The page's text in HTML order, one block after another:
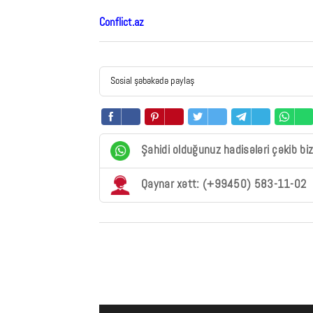
Conflict.az
Sosial şəbəkədə paylaş
Şahidi olduğunuz hadisələri çəkib
Qaynar xətt: (+99450) 583-11-02